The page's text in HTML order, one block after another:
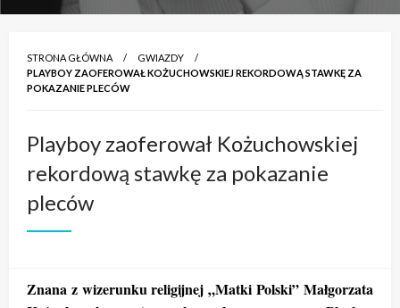
STRONA GŁÓWNA
GWIAZDY
PLAYBOY ZAOFEROWAŁ KOŻUCHOWSKIEJ REKORDOWĄ STAWKĘ ZA
POKAZANIE PLECÓW
Playboy zaoferował Kożuchowskiej
rekordową stawkę za pokazanie
pleców
Znana z wizerunku religijnej „Matki Polski” Małgorzata